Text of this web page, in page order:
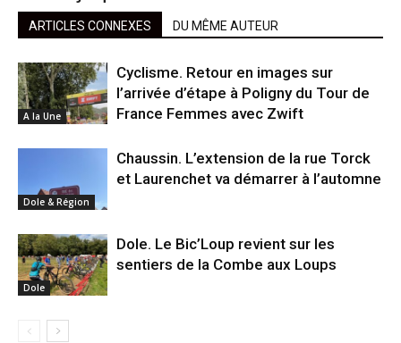
ARTICLES CONNEXES DU MÊME AUTEUR
A la Une
Cyclisme. Retour en images sur
l’arrivée d’étape à Poligny du Tour de
France Femmes avec Zwift
Dole & Région
Chaussin. L’extension de la rue Torck
et Laurenchet va démarrer à l’automne
Dole
Dole. Le Bic’Loup revient sur les
sentiers de la Combe aux Loups